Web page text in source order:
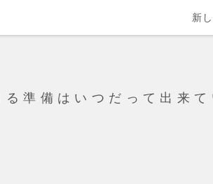
る準備はいつだって出来
新